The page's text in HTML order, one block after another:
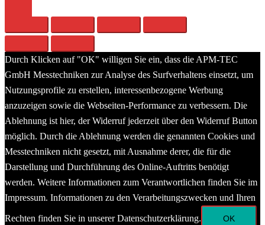
Durch Klicken auf "OK" willigen Sie ein, dass die APM-TEC
GmbH Messtechniken zur Analyse des Surfverhaltens einsetzt, um
Nutzungsprofile zu erstellen, interessenbezogene Werbung
anzuzeigen sowie die Webseiten-Performance zu verbessern. Die
Ablehnung ist hier, der Widerruf jederzeit über den Widerruf Button
möglich. Durch die Ablehnung werden die genannten Cookies und
Messtechniken nicht gesetzt, mit Ausnahme derer, die für die
Darstellung und Durchführung des Online-Auftritts benötigt
werden. Weitere Informationen zum Verantwortlichen finden Sie im
Impressum. Informationen zu den Verarbeitungszwecken und Ihren
Rechten finden Sie in unserer Datenschutzerklärung. OK